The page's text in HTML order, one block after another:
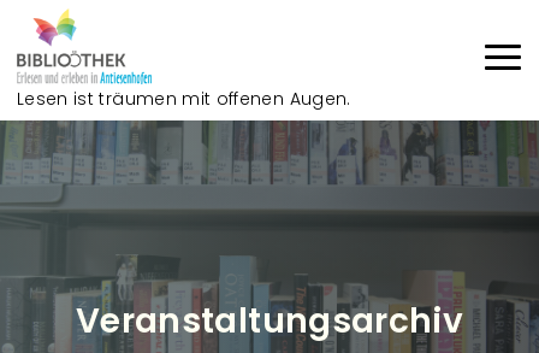
Lesen ist träumen mit offenen Augen.
Veranstaltungsarchiv